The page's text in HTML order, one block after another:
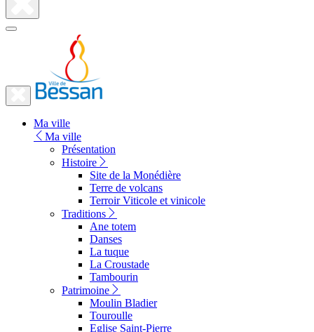
Fermer
Fermer
vers
Ma ville
Ma ville
Présentation
Histoire
Site de la Monédière
Terre de volcans
Terroir Viticole et vinicole
Traditions
Ane totem
Danses
La tuque
La Croustade
Tambourin
Patrimoine
Moulin Bladier
Touroulle
Eglise Saint-Pierre